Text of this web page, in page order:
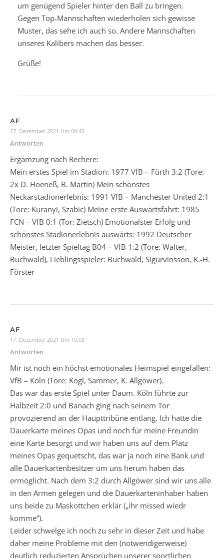
um genügend Spieler hinter den Ball zu bringen.
Gegen Top-Mannschaften wiederholen sich gewisse
Muster, das sehe ich auch so. Andere Mannschaften
unseres Kalibers machen das besser.
Grüße!
AF
17. Dezember 2021 Um 09:42
Antworten
Ergämzung nach Rechere:
Mein erstes Spiel im Stadion: 1977 VfB – Fürth 3:2 (Tore:
2x D. Hoeneß, B. Martin) Mein schönstes
Neckarstadionerlebnis: 1991 VfB – Manchester United 2:1
(Tore: Kuranyi, Szabic) Meine erste Auswärtsfahrt: 1985
FCN – VfB 0:1 (Tor: Zietsch) Emotionalster Erfolg und
schönstes Stadionerlebnis auswärts: 1992 Deutscher
Meister, letzter Spieltag B04 – VfB 1:2 (Tore: Walter,
Buchwald), Lieblingsspieler: Buchwald, Sigurvinsson, K.-H.
Förster
AF
17. Dezember 2021 Um 10:03
Antworten
Mir ist noch ein höchst emotionales Heimspiel eingefallen:
VfB – Köln (Tore: Kögl, Sammer, K. Allgöwer).
Das war das erste Spiel unter Daum. Köln führte zur
Halbzeit 2:0 und Banach ging nach seinem Tor
provozierend an der Haupttribüne entlang. Ich hatte die
Dauerkarte meines Opas und noch für meine Freundin
eine Karte besorgt und wir haben uns auf dem Platz
meines Opas gequetscht, das war ja noch eine Bank und
alle Dauerkartenbesitzer um uns herum haben das
ermöglicht. Nach dem 3:2 durch Allgöwer sind wir uns alle
in den Armen gelegen und die Dauerkarteninhaber haben
uns beide zu Maskottchen erklär („ihr missed wiedr
komme“).
Leider schwelge ich noch zu sehr in dieser Zeit und habe
daher meine Probleme mit den (notwendigerweise)
deutlich reduzierten Ansprüchen unserer sportlichen